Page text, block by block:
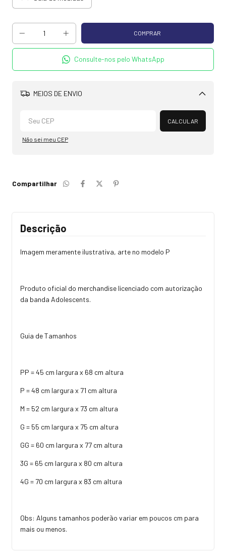
Consulte-nos pelo WhatsApp
MEIOS DE ENVIO
Alterar CEP
CALCULAR
Não sei meu CEP
Compartilhar
Descrição
Imagem meramente ilustrativa, arte no modelo P
Produto oficial do merchandise licenciado com autorização
da banda Adolescents.
Guia de Tamanhos
PP = 45 cm largura x 68 cm altura
P = 48 cm largura x 71 cm altura
M = 52 cm largura x 73 cm altura
G = 55 cm largura x 75 cm altura
GG = 60 cm largura x 77 cm altura
3G = 65 cm largura x 80 cm altura
4G = 70 cm largura x 83 cm altura
Obs: Alguns tamanhos poderão variar em poucos cm para
mais ou menos.